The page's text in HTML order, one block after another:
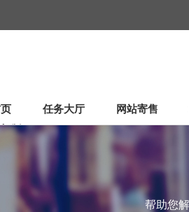
任务大厅 网站寄售
机版
帮助您